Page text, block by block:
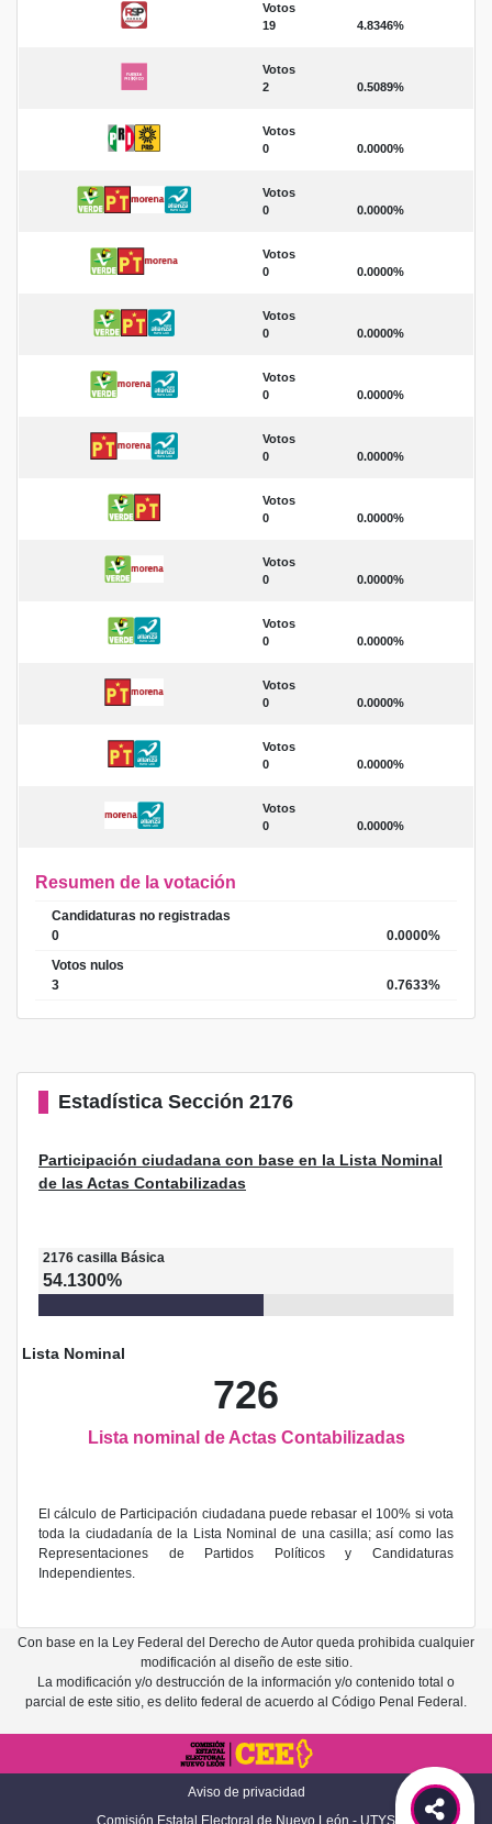
Votos
19
4.8346%
Votos
2
0.5089%
Votos
0
0.0000%
Votos
0
0.0000%
Votos
0
0.0000%
Votos
0
0.0000%
Votos
0
0.0000%
Votos
0
0.0000%
Votos
0
0.0000%
Votos
0
0.0000%
Votos
0
0.0000%
Votos
0
0.0000%
Votos
0
0.0000%
Votos
0
0.0000%
Resumen de la votación
Candidaturas no registradas
0
0.0000%
Votos nulos
3
0.7633%
Estadística Sección 2176
Participación ciudadana con base en la Lista Nominal
de las Actas Contabilizadas
2176 casilla Básica
54.1300%
Lista Nominal
726
Lista nominal de Actas Contabilizadas
El cálculo de Participación ciudadana puede rebasar el 100% si vota
toda la ciudadanía de la Lista Nominal de una casilla; así como las
Representaciones de Partidos Políticos y Candidaturas
Independientes.
Con base en la Ley Federal del Derecho de Autor queda prohibida cualquier
modificación al diseño de este sitio.
La modificación y/o destrucción de la información y/o contenido total o
parcial de este sitio, es delito federal de acuerdo al Código Penal Federal.
Aviso de privacidad
Comisión Estatal Electoral de Nuevo León - UTYS